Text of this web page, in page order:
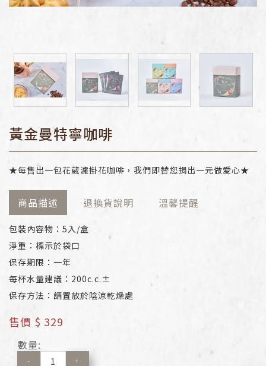
黃金曼特寧咖啡
★每售出一包花葳濾掛花咖啡，我們即替您捐出一元做愛心★
商品描述 退換貨說明 溫馨提醒
包裝內容物：5入/盒
淨重：標示於袋口
保存期限：一年
每杯水量建議：200c.c.±
保存方法：請置放於陰涼乾燥處
售價 $ 329
數量:
- +